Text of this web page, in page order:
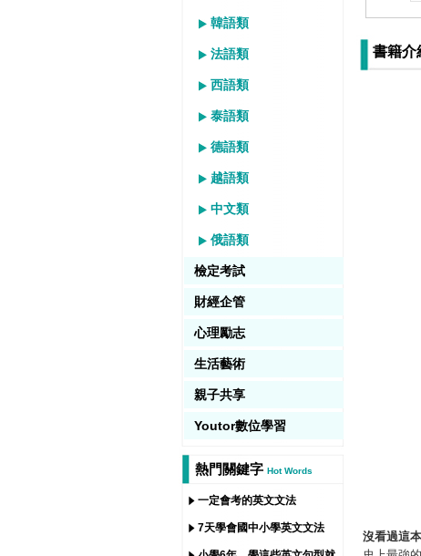
韓語類
法語類
西語類
泰語類
德語類
越語類
中文類
俄語類
檢定考試
財經企管
心理勵志
生活藝術
親子共享
Youtor數位學習
熱門關鍵字 Hot Words
一定會考的英文文法
7天學會國中小學英文文法
書籍介
沒看過這